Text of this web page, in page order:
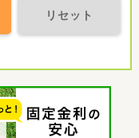
リセット